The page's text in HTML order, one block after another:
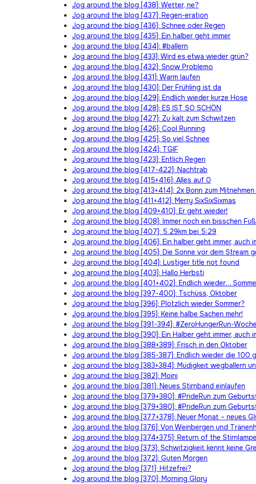
Jog around the blog [438]: Wetter, ne?
Jog around the blog [437]: Regen-eration
Jog around the blog [436]: Schnee oder Regen
Jog around the blog [435]: Ein halber geht immer
Jog around the blog [434]: #ballern
Jog around the blog [433]: Wird es etwa wieder grün?
Jog around the blog [432]: Snow Problemo
Jog around the blog [431]: Warm laufen
Jog around the blog [430]: Der Frühling ist da
Jog around the blog [429]: Endlich wieder kurze Hose
Jog around the blog [428]: ES IST SO SCHÖN
Jog around the blog [427]: Zu kalt zum Schwitzen
Jog around the blog [426]: Cool Running
Jog around the blog [425]: So viel Schnee
Jog around the blog [424]: TGIF
Jog around the blog [423]: Entlich Regen
Jog around the blog [417-422]: Nachtrab
Jog around the blog [415+416]: Alles auf 0
Jog around the blog [413+414]: 2x Bonn zum
Jog around the blog [411+412]: Merry SixSixSixmas
Jog around the blog [409+410]: Er geht wieder!
Jog around the blog [408]: Immer noch ein bisschen
Jog around the blog [407]: 5.29km bei 5:29
Jog around the blog [406]: Ein halber geht immer, auch
Jog around the blog [405]: Die Sonne vor dem Stream
Jog around the blog [404]: Lustiger title not found
Jog around the blog [403]: Hallo Herbsti
Jog around the blog [401+402]: Endlich wieder…
Jog around the blog [397-400]: Tschüss, Oktober
Jog around the blog [396]: Plötzlich wieder Sommer?
Jog around the blog [395]: Keine halbe Sachen mehr!
Jog around the blog [391-394]: #ZeroHungerRun-Woche
Jog around the blog [390]: Ein Halber geht immer, auch
Jog around the blog [388+389]: Frisch in den Oktober
Jog around the blog [385-387]: Endlich wieder die 100
Jog around the blog [383+384]: Müdigkeit wegballern
Jog around the blog [382]: Moini
Jog around the blog [381]: Neues Stirnband einlaufen
Jog around the blog [379+380]: #PrideRun zum
Jog around the blog [379+380]: #PrideRun zum
Jog around the blog [377+378]: Neuer Monat – neues
Jog around the blog [376]: Von Weinbergen und
Jog around the blog [374+375]: Return of the Stirnlampe
Jog around the blog [373]: Schwitzigkeit kennt keine
Jog around the blog [372]: Guten Morgen
Jog around the blog [371]: Hitzefrei?
Jog around the blog [370]: Morning Glory